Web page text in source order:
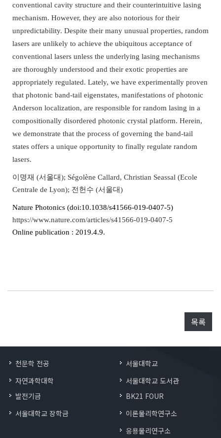
conventional cavity structure and their counterintuitive lasing
mechanism. However, they are also notorious for their
unpredictability. Despite their many unusual properties, random
lasers are unlikely to achieve the ubiquitous acceptance of
conventional lasers unless the underlying lasing mechanisms
are thoroughly understood and their exotic properties are
appropriately regulated. Lately, we have experimentally proven
that photonic band-tail eigenstates, manifestations of photonic
Anderson localization, are responsible for random lasing in a
compositionally disordered photonic crystal platform. Herein,
we demonstrate that the process of governing the band-tail
states offers a unique opportunity to finally regulate random
lasers.
이명재 (서울대); Ségolène Callard, Christian Seassal (Ecole
Centrale de Lyon); 전헌수 (서울대)
Nature Photonics (doi:10.1038/s41566-019-0407-5)
https://www.nature.com/articles/s41566-019-0407-5
Online publication : 2019.4.9.
목록
천문학 전공
자연과학대학
서울대학교
서울대학교 도서관
발전기금
서울대학교 장학금
BK21 FOUR
이론물리학연구소
응용물리연구소